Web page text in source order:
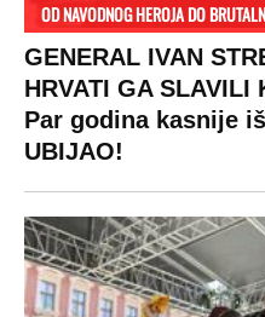
OD NAVODNOG HEROJA DO
GENERAL IVAN
HRVATI GA SLAVILI
Par godina kasnije
UBIJAO!